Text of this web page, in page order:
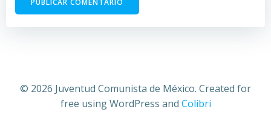
© 2026 Juventud Comunista de México. Created for
free using WordPress and Colibri